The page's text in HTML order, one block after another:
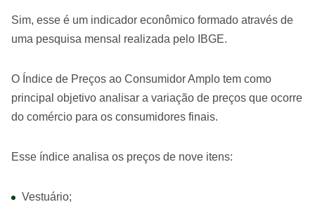
Sim, esse é um indicador econômico formado através de
uma pesquisa mensal realizada pelo IBGE.
O Índice de Preços ao Consumidor Amplo tem como
principal objetivo analisar a variação de preços que ocorre
do comércio para os consumidores finais.
Esse índice analisa os preços de nove itens:
Vestuário;